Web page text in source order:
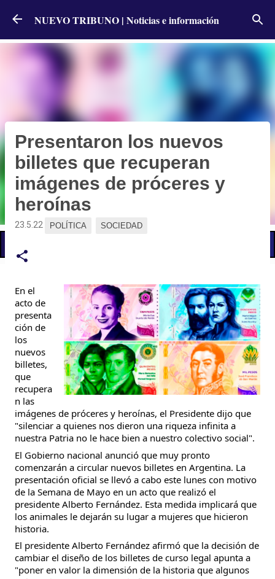
Ir al contenido principal
NUEVO TRIBUNO | Noticias e información
Presentaron los nuevos
billetes que recuperan
imágenes de próceres y
heroínas
23.5.22 POLÍTICA SOCIEDAD
En el
acto de
presenta
ción de
los
nuevos
billetes,
que
recupera
n las
imágenes de próceres y heroínas, el Presidente dijo que
"silenciar a quienes nos dieron una riqueza infinita a
nuestra Patria no le hace bien a nuestro colectivo social".
El Gobierno nacional anunció que muy pronto
comenzarán a circular nuevos billetes en Argentina. La
presentación oficial se llevó a cabo este lunes con motivo
de la Semana de Mayo en un acto que realizó el
presidente Alberto Fernández. Esta medida implicará que
los animales le dejarán su lugar a mujeres que hicieron
historia.
El presidente Alberto Fernández afirmó que la decisión de
cambiar el diseño de los billetes de curso legal apunta a
"poner en valor la dimensión de la historia que algunos